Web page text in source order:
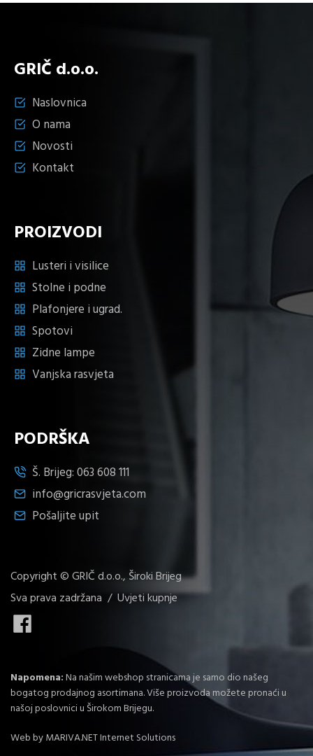
GRIČ d.o.o.
Naslovnica
O nama
Novosti
Kontakt
PROIZVODI
Lusteri i visilice
Stolne i podne
Plafonjere i ugrad.
Spotovi
Zidne lampe
Vanjska rasvjeta
PODRŠKA
Š. Brijeg:063 608 111
info@gricrasvjeta.com
Pošaljite upit
Copyright © GRIČ d.o.o., Široki Brijeg
Sva prava zadržana / Uvjeti kupnje
Napomena:Na našim webshop stranicama je samo dio našeg
bogatog prodajnog asortimana. Više proizvoda možete pronaći u
našoj poslovnici u Širokom Brijegu.
Web byMARIVA.NET Internet Solutions